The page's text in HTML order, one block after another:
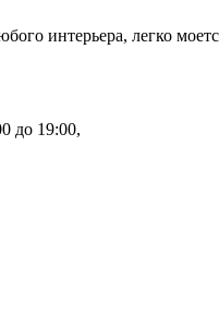
интерьера, легко
до 19:00,